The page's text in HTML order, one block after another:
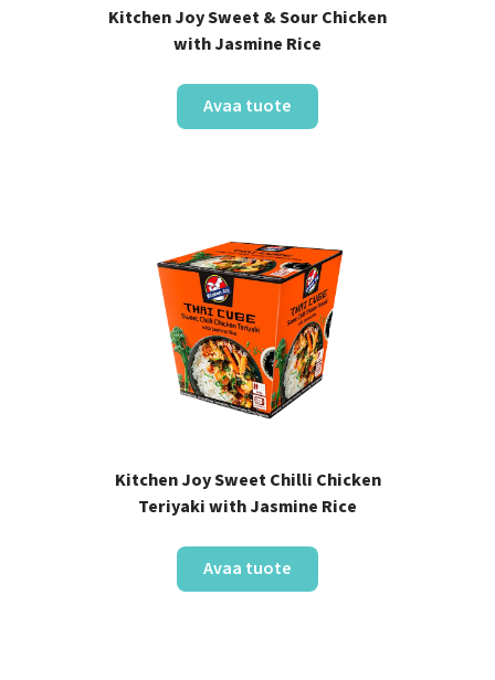
Kitchen Joy Sweet & Sour Chicken
with Jasmine Rice
Avaa tuote
Kitchen Joy Sweet Chilli Chicken
Teriyaki with Jasmine Rice
Avaa tuote